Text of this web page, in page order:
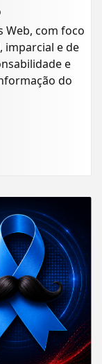
Web, com foco
imparcial e de
e
do